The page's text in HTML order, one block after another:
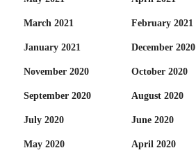
March 2021 February 2021
January 2021 December 2020
November 2020 October 2020
September 2020 August 2020
July 2020 June 2020
May 2020 April 2020